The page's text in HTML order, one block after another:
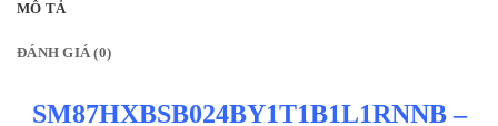
MÔ TẢ
ĐÁNH GIÁ (0)
SM87HXBSB024BY1T1B1L1RNNB –